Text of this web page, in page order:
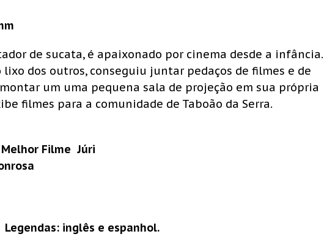
de sucata, é apaixonado por cinema desde a infância.
lixo dos outros, conseguiu juntar pedaços de filmes e de
um uma pequena sala de projeção em sua própria
filmes para a comunidade de Taboão da Serra.
Filme  Júri
Legendas: inglês e espanhol.